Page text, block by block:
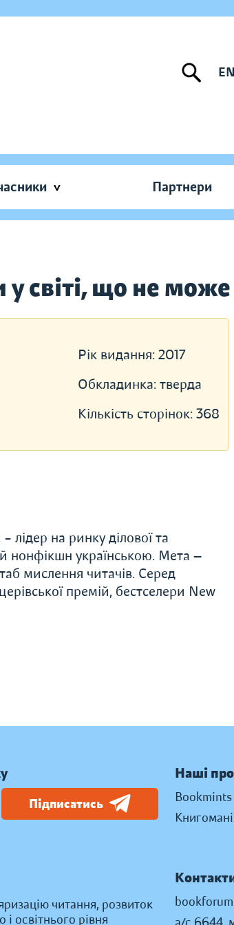
EN
Партнери
у світі, що не
Рік видання: 2017
Обкладинка: тверда
Кількість сторінок: 368
на ринку ділової та
нонфікшн українською. Мета —
мислення читачів. Серед
премій, бестселери New
Підписатись
читання, розвиток
освітнього рівня
Наші
Bookmints